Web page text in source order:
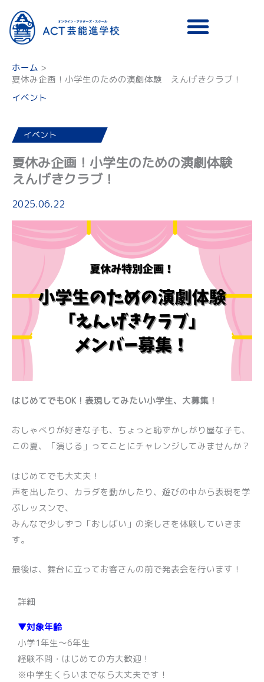
ホーム
夏休み企画！小学生のための演劇体験 えんげきクラブ！
イベント
イベント
夏休み企画！小学生のための演劇体験
えんげきクラブ！
2025.06.22
はじめてでもOK！表現してみたい小学生、大募集！
おしゃべりが好きな子も、ちょっと恥ずかしがり屋な子も、
この夏、「演じる」ってことにチャレンジしてみませんか？
はじめてでも大丈夫！
声を出したり、カラダを動かしたり、遊びの中から表現を学
ぶレッスンで、
みんなで少しずつ「おしばい」の楽しさを体験していきま
す。
最後は、舞台に立ってお客さんの前で発表会を行います！
詳細
▼対象年齢
小学1年生〜6年生
経験不問・はじめての方大歓迎！
※中学生くらいまでなら大丈夫です！